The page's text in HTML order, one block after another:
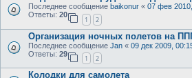
Последнее сообщение baikonur « 07 фев
Ответы: 20
1 2
Организация ночных полетов на
Последнее сообщение Jan « 09 дек 2009,
Ответы: 29
1 2
Колодки для самолета